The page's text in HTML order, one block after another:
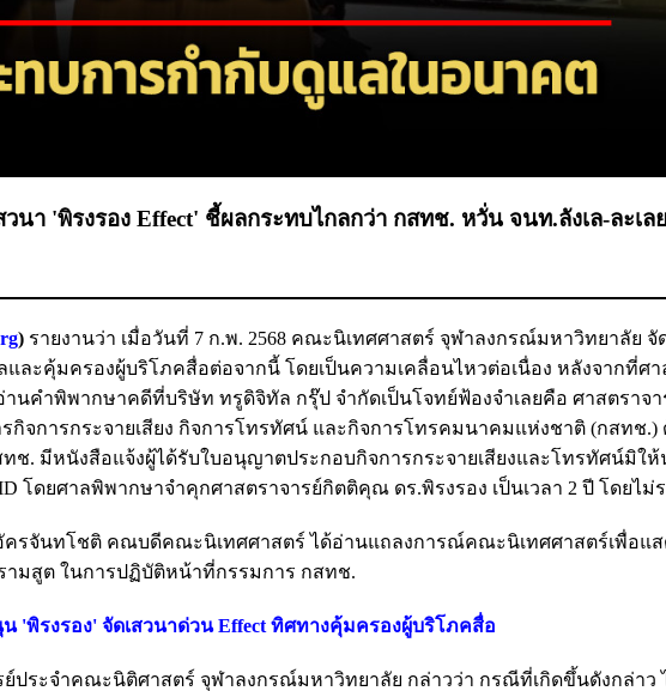
นา 'พิรงรอง Effect' ชี้ผลกระทบไกลกว่า กสทช. หวั่น จนท.ลังเล-ละเล
) รายงานว่า เมื่อวันที่ 7 ก.พ. 2568 คณะนิเทศศาสตร์ จุฬาลงกรณ์มหาวิทยาลัย จั
และคุ้มครองผู้บริโภคสื่อต่อจากนี้ โดยเป็นความเคลื่อนไหวต่อเนื่อง หลังจากที่ศ
นคำพิพากษาคดีที่บริษัท ทรูดิจิทัล กรุ๊ป จำกัดเป็นโจทย์ฟ้องจำเลยคือ ศาสตราจ
กิจการกระจายเสียง กิจการโทรทัศน์ และกิจการโทรคมนาคมแห่งชาติ (กสทช.)
. มีหนังสือแจ้งผู้ได้รับใบอนุญาตประกอบกิจการกระจายเสียงและโทรทัศน์มิให้
โดยศาลพิพากษาจำคุกศาสตราจารย์กิตติคุณ ดร.พิรงรอง เป็นเวลา 2 ปี โดยไม่
อัครจันทโชติ คณบดีคณะนิเทศศาสตร์ ได้อ่านแถลงการณ์คณะนิเทศศาสตร์เพื่อแ
มสูต ในการปฏิบัติหน้าที่กรรมการ กสทช.
'พิรงรอง' จัดเสวนาด่วน Effect ทิศทางคุ้มครองผู้บริโภคสื่อ
ประจำคณะนิติศาสตร์ จุฬาลงกรณ์มหาวิทยาลัย กล่าวว่า กรณีที่เกิดขึ้นดังกล่าว